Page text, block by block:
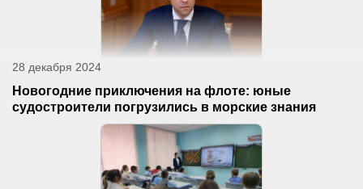
28 декабря 2024
Новогодние приключения на флоте: юные
судостроители погрузились в морские знания